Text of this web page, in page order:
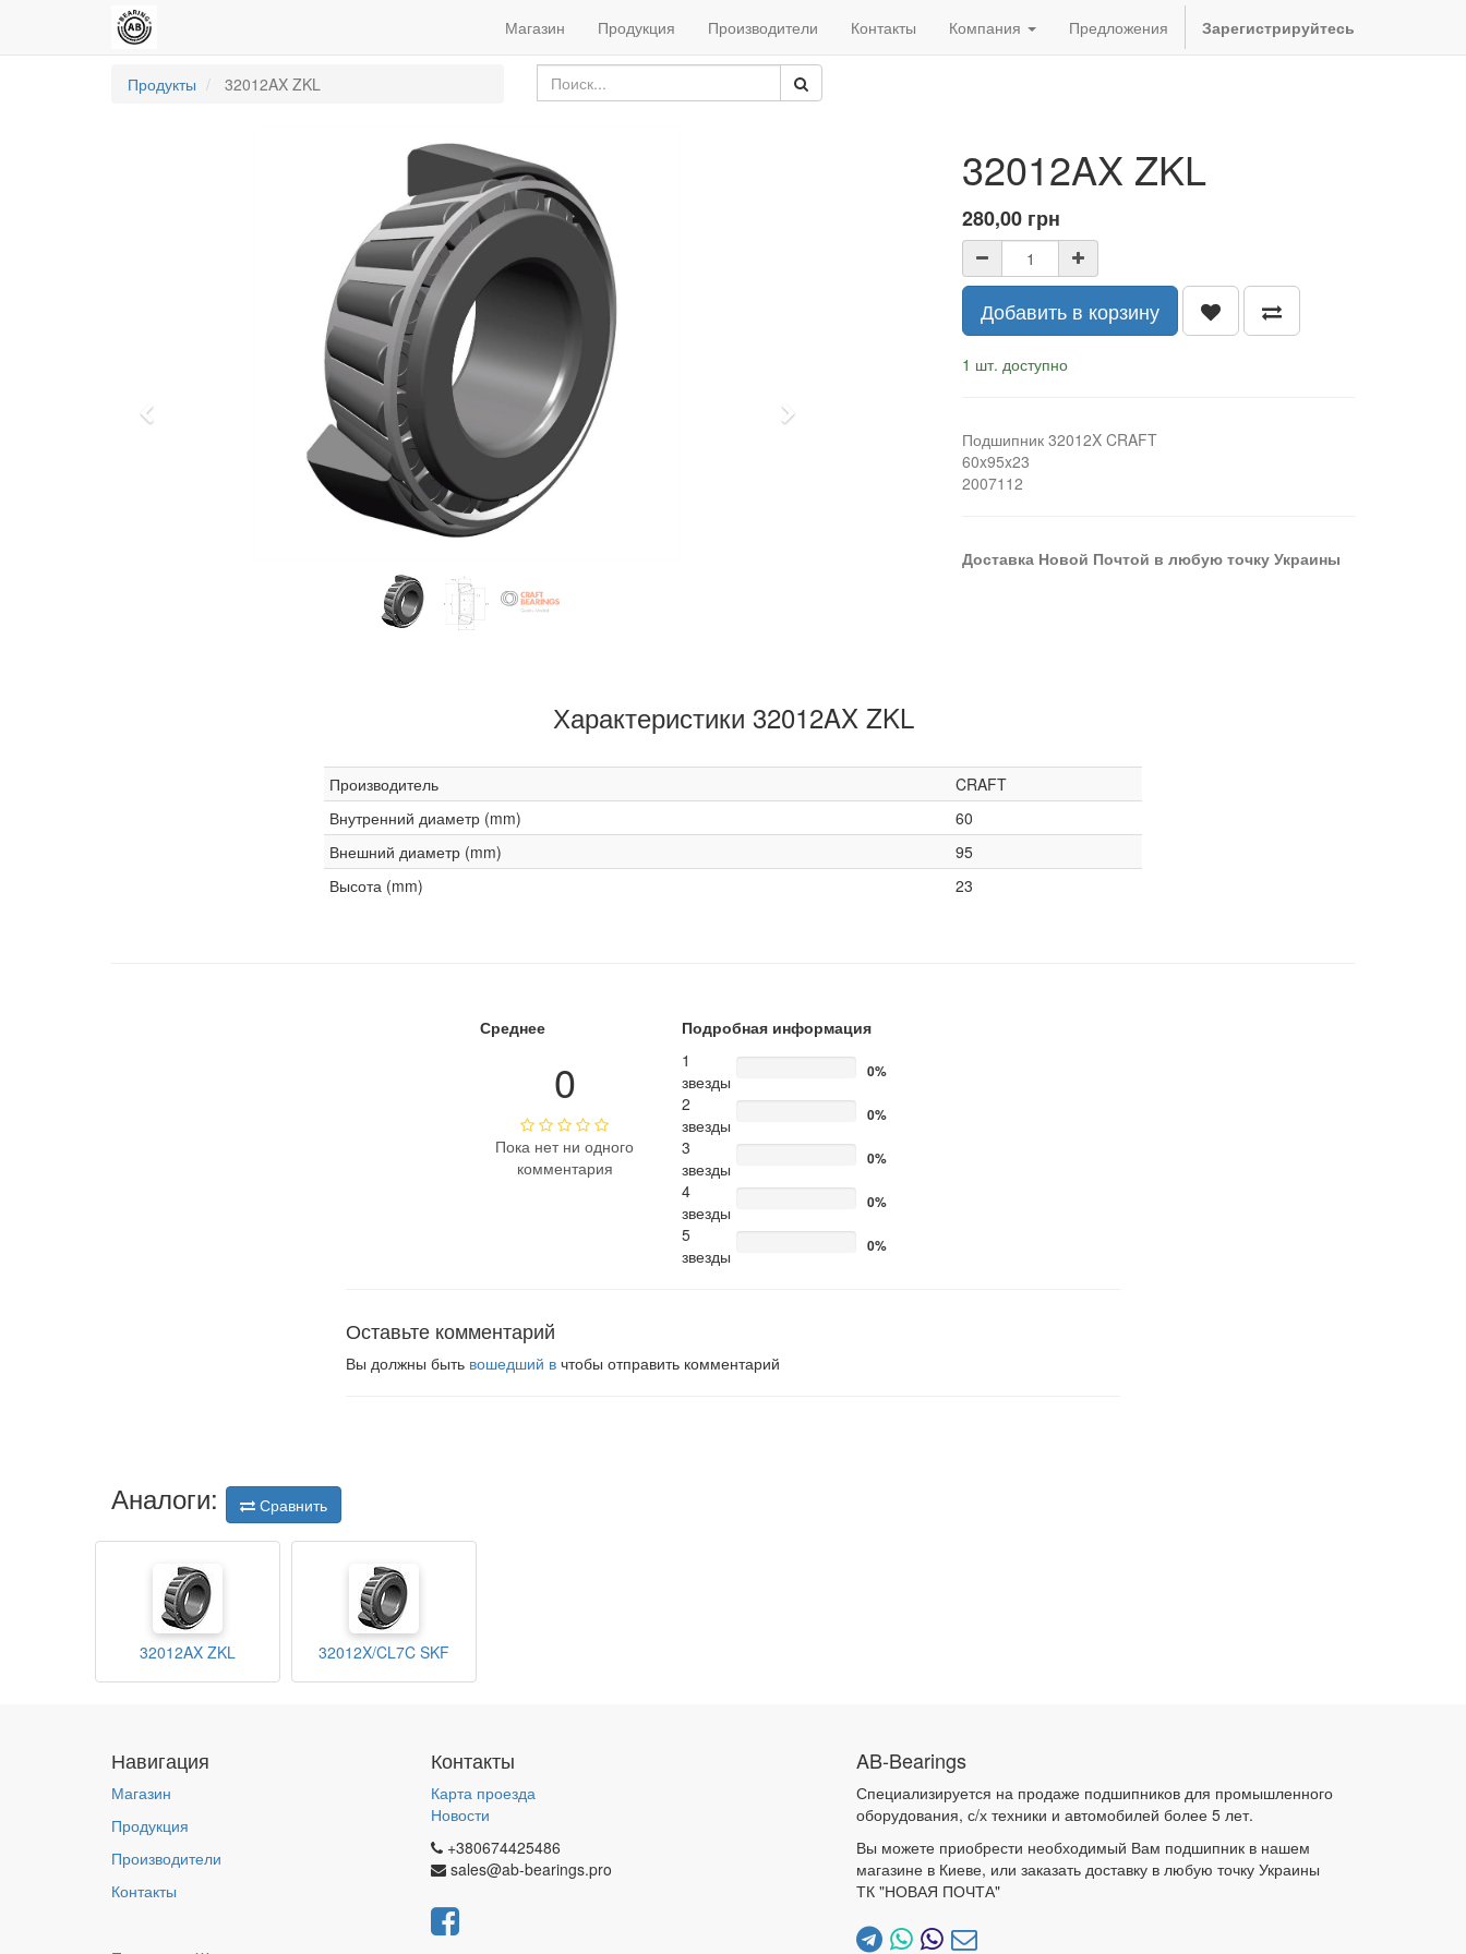
Магазин Продукция Производители Контакты Компания Предложения Зарегистрируйтесь
Продукты 32012AX ZKL
Next
32012AX ZKL
280,00 грн
Добавить в корзину
1 шт. доступно
Подшипник 32012X CRAFT
60x95x23
2007112
Доставка Новой Почтой в любую точку Украины
Характеристики 32012AX ZKL
Производитель
CRAFT
Внутренний диаметр (mm)
60
Внешний диаметр (mm)
95
Высота (mm)
23
Среднее
0
Пока нет ни одного
комментария
Подробная информация
1
звезды
0%
2
звезды
0%
3
звезды
0%
4
звезды
0%
5
звезды
0%
Оставьте комментарий
Вы должны быть вошедший в чтобы отправить комментарий
Аналоги: Сравнить
32012AX ZKL 32012X/CL7C SKF
Навигация
Магазин
Продукция
Производители
Контакты
Контакты
Карта проезда
Новости
+380674425486
sales@ab-bearings.pro
AB-Bearings
Специализируется на продаже подшипников для промышленного
оборудования, с/х техники и автомобилей более 5 лет.
Вы можете приобрести необходимый Вам подшипник в нашем
магазине в Киеве, или заказать доставку в любую точку Украины
ТК "НОВАЯ ПОЧТА"